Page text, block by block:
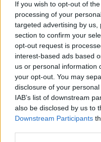
If you wish to opt-out of
processing of your
targeted advertising by
section to confirm your
opt-out request is
interest-based ads based
us or personal information
your opt-out. You may
disclosure of your
IAB’s list of downstream
also be disclosed by us to
Downstream Participants